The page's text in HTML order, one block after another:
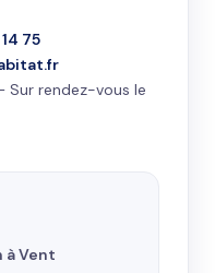
75
Sur rendez-vous le
à Vent